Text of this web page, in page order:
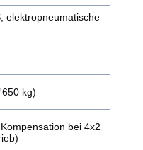
elektropneumatische
kg)
bei 4x2